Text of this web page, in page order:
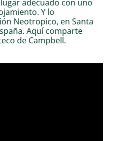
adecuado con uno
Y lo
Neotropico, en Santa
Aquí comparte
de Campbell.